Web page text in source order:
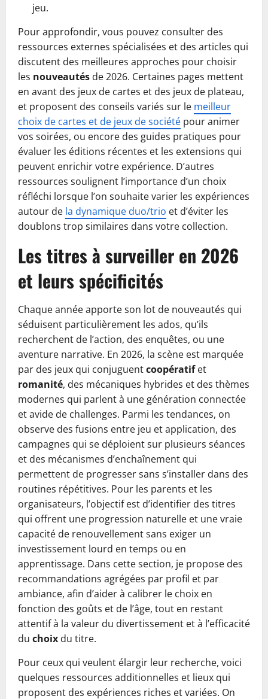
jeu.
Pour approfondir, vous pouvez consulter des
ressources externes spécialisées et des articles qui
discutent des meilleures approches pour choisir
les nouveautés de 2026. Certaines pages mettent
en avant des jeux de cartes et des jeux de plateau,
et proposent des conseils variés sur le meilleur
choix de cartes et de jeux de société pour animer
vos soirées, ou encore des guides pratiques pour
évaluer les éditions récentes et les extensions qui
peuvent enrichir votre expérience. D’autres
ressources soulignent l’importance d’un choix
réfléchi lorsque l’on souhaite varier les expériences
autour de la dynamique duo/trio et d’éviter les
doublons trop similaires dans votre collection.
Les titres à surveiller en 2026
et leurs spécificités
Chaque année apporte son lot de nouveautés qui
séduisent particulièrement les ados, qu’ils
recherchent de l’action, des enquêtes, ou une
aventure narrative. En 2026, la scène est marquée
par des jeux qui conjuguentcoopératifet
romanité, des mécaniques hybrides et des thèmes
modernes qui parlent à une génération connectée
et avide de challenges. Parmi les tendances, on
observe des fusions entre jeu et application, des
campagnes qui se déploient sur plusieurs séances
et des mécanismes d’enchaînement qui
permettent de progresser sans s’installer dans des
routines répétitives. Pour les parents et les
organisateurs, l’objectif est d’identifier des titres
qui offrent une progression naturelle et une vraie
capacité de renouvellement sans exiger un
investissement lourd en temps ou en
apprentissage. Dans cette section, je propose des
recommandations agrégées par profil et par
ambiance, afin d’aider à calibrer le choix en
fonction des goûts et de l’âge, tout en restant
attentif à la valeur du divertissement et à l’efficacité
du choix du titre.
Pour ceux qui veulent élargir leur recherche, voici
quelques ressources additionnelles et lieux qui
proposent des expériences riches et variées. On